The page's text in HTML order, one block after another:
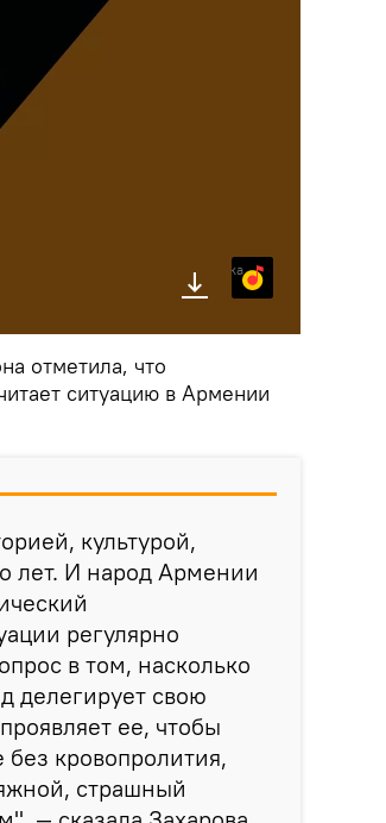
Яндекс.Музыка
отметила, что
ситуацию в Армении
культурой,
лет. И народ Армении
регулярно
в том, насколько
делегирует свою
ее, чтобы
кровопролития,
страшный